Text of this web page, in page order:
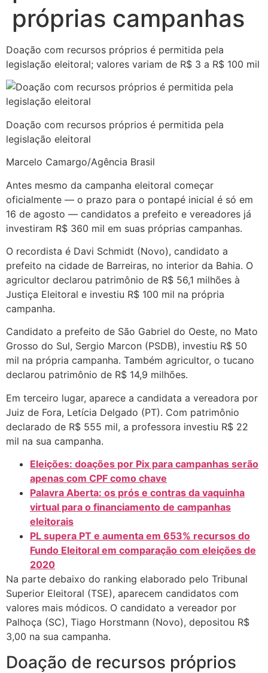
próprias campanhas
Doação com recursos próprios é permitida pela
legislação eleitoral; valores variam de R$ 3 a R$ 100 mil
Doação com recursos próprios é permitida pela
legislação eleitoral
Marcelo Camargo/Agência Brasil
Antes mesmo da campanha eleitoral começar
oficialmente — o prazo para o pontapé inicial é só em
16 de agosto — candidatos a prefeito e vereadores já
investiram R$ 360 mil em suas próprias campanhas.
O recordista é Davi Schmidt (Novo), candidato a
prefeito na cidade de Barreiras, no interior da Bahia. O
agricultor declarou patrimônio de R$ 56,1 milhões à
Justiça Eleitoral e investiu R$ 100 mil na própria
campanha.
Candidato a prefeito de São Gabriel do Oeste, no Mato
Grosso do Sul, Sergio Marcon (PSDB), investiu R$ 50
mil na própria campanha. Também agricultor, o tucano
declarou patrimônio de R$ 14,9 milhões.
Em terceiro lugar, aparece a candidata a vereadora por
Juiz de Fora, Letícia Delgado (PT). Com patrimônio
declarado de R$ 555 mil, a professora investiu R$ 22
mil na sua campanha.
Eleições: doações por Pix para campanhas serão
apenas com CPF como chave
Palavra Aberta: os prós e contras da vaquinha
virtual para o financiamento de campanhas
eleitorais
PL supera PT e aumenta em 653% recursos do
Fundo Eleitoral em comparação com eleições de
2020
Na parte debaixo do ranking elaborado pelo Tribunal
Superior Eleitoral (TSE), aparecem candidatos com
valores mais módicos. O candidato a vereador por
Palhoça (SC), Tiago Horstmann (Novo), depositou R$
3,00 na sua campanha.
Doação de recursos próprios